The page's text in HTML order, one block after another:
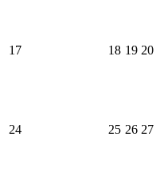
17 18 19 20
24 25 26 27